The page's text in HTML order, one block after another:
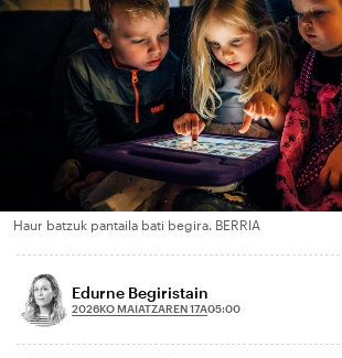
Haur batzuk pantaila bati begira. BERRIA
Edurne Begiristain
2026KO MAIATZAREN 17A05:00